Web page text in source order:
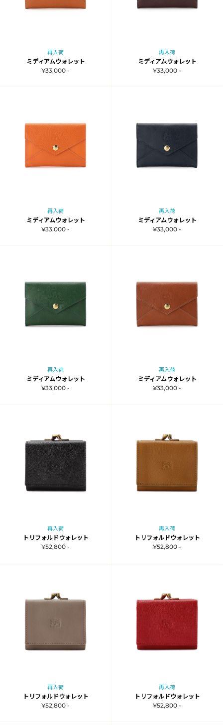
再入荷
ミディアムウォレット
¥33,000 -
再入荷
ミディアムウォレット
¥33,000 -
再入荷
ミディアムウォレット
¥33,000 -
再入荷
ミディアムウォレット
¥33,000 -
再入荷
ミディアムウォレット
¥33,000 -
再入荷
ミディアムウォレット
¥33,000 -
再入荷
トリフォルドウォレット
¥52,800 -
再入荷
トリフォルドウォレット
¥52,800 -
再入荷
トリフォルドウォレット
¥52,800 -
再入荷
トリフォルドウォレット
¥52,800 -